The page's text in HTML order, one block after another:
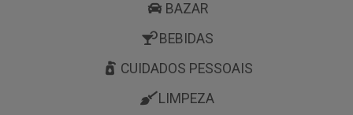
BAZAR
BEBIDAS
CUIDADOS PESSOAIS
LIMPEZA